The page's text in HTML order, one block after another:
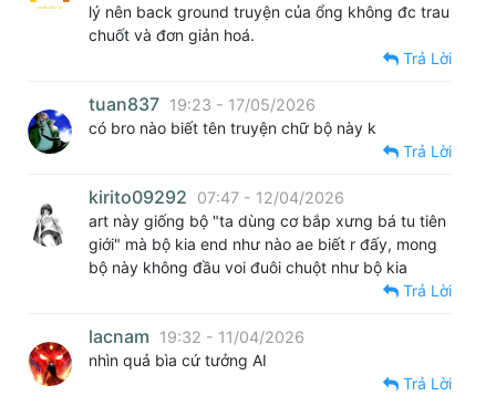
lý nên back ground truyện của ổng không đc trau
chuốt và đơn giản hoá.
Trả Lời
tuan837 19:23 - 17/05/2026
có bro nào biết tên truyện chữ bộ này k
Trả Lời
kirito09292
07:47 - 12/04/2026
art này giống bộ "ta dùng cơ bắp xưng bá tu tiên
giới" mà bộ kia end như nào ae biết r đấy, mong
bộ này không đầu voi đuôi chuột như bộ kia
Trả Lời
lacnam
19:32 - 11/04/2026
nhìn quả bìa cứ tưởng AI
Trả Lời